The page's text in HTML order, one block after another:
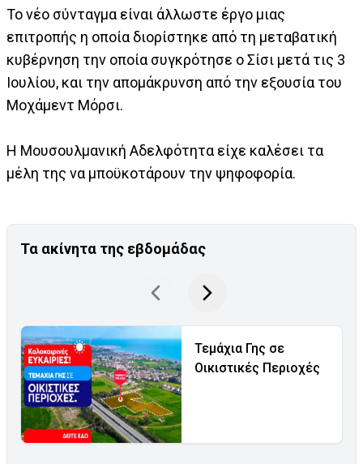
Το νέο σύνταγμα είναι άλλωστε έργο μιας
επιτροπής η οποία διορίστηκε από τη μεταβατική
κυβέρνηση την οποία συγκρότησε ο Σίσι μετά τις 3
Ιουλίου, και την απομάκρυνση από την εξουσία του
Μοχάμεντ Μόρσι.
Η Μουσουλμανική Αδελφότητα είχε καλέσει τα
μέλη της να μποϋκοτάρουν την ψηφοφορία.
Τα ακίνητα της εβδομάδας
Τεμάχια Γης σε
Οικιστικές Περιοχές